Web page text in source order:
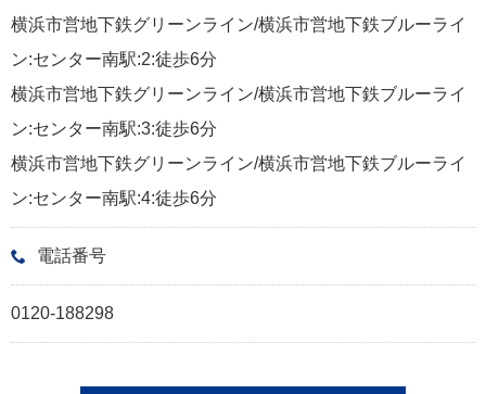
横浜市営地下鉄グリーンライン/横浜市営地下鉄ブルーライ
ン:センター南駅:2:徒歩6分
横浜市営地下鉄グリーンライン/横浜市営地下鉄ブルーライ
ン:センター南駅:3:徒歩6分
横浜市営地下鉄グリーンライン/横浜市営地下鉄ブルーライ
ン:センター南駅:4:徒歩6分
電話番号
0120-188298